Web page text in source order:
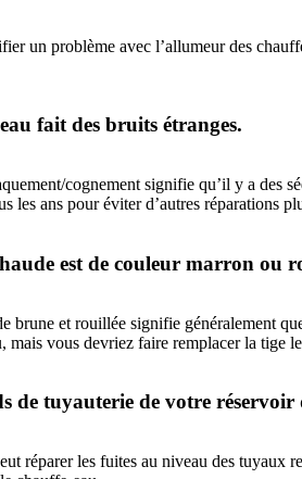
un problème avec l’allumeur des
fait des bruits étranges.
cognement signifie qu’il y a des
les ans pour éviter d’autres réparations
est de couleur marron ou
brune et rouillée signifie généralement
mais vous devriez faire remplacer la tige
de tuyauterie de votre réservoir
réparer les fuites au niveau des tuyaux